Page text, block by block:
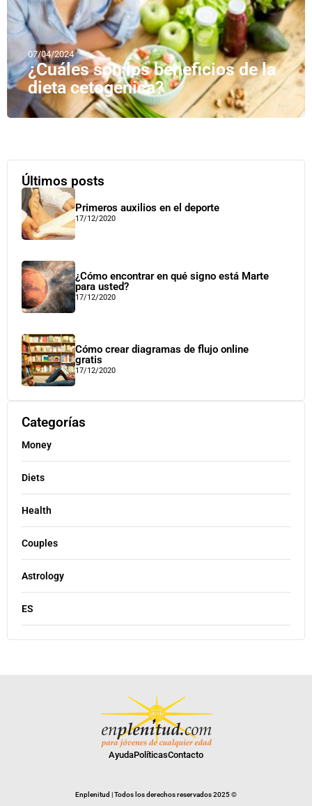
07/04/2024
¿Cuáles son los beneficios de la
dieta cetogénica?
Últimos posts
Primeros auxilios en el deporte
17/12/2020
¿Cómo encontrar en qué signo está Marte
para usted?
17/12/2020
Cómo crear diagramas de flujo online
gratis
17/12/2020
Categorías
Money
Diets
Health
Couples
Astrology
ES
AyudaPolíticasContacto
Enplenitud | Todos los derechos reservados 2025 ©